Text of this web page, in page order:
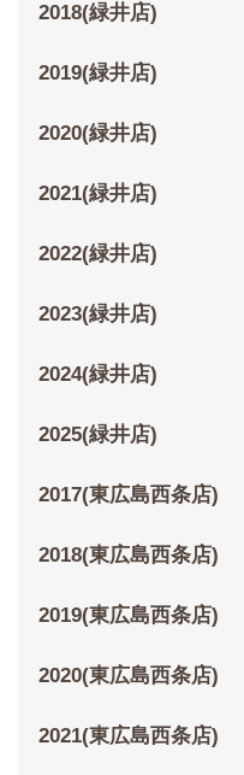
2018(緑井店)
2019(緑井店)
2020(緑井店)
2021(緑井店)
2022(緑井店)
2023(緑井店)
2024(緑井店)
2025(緑井店)
2017(東広島西条店)
2018(東広島西条店)
2019(東広島西条店)
2020(東広島西条店)
2021(東広島西条店)